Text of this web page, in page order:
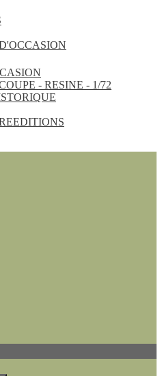
- RESINE - 1/72